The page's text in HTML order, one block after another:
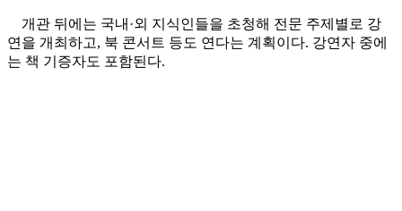
개관 뒤에는 국내·외 지식인들을 초청해 전문 주제별로 강
연을 개최하고, 북 콘서트 등도 연다는 계획이다. 강연자 중에
는 책 기증자도 포함된다.